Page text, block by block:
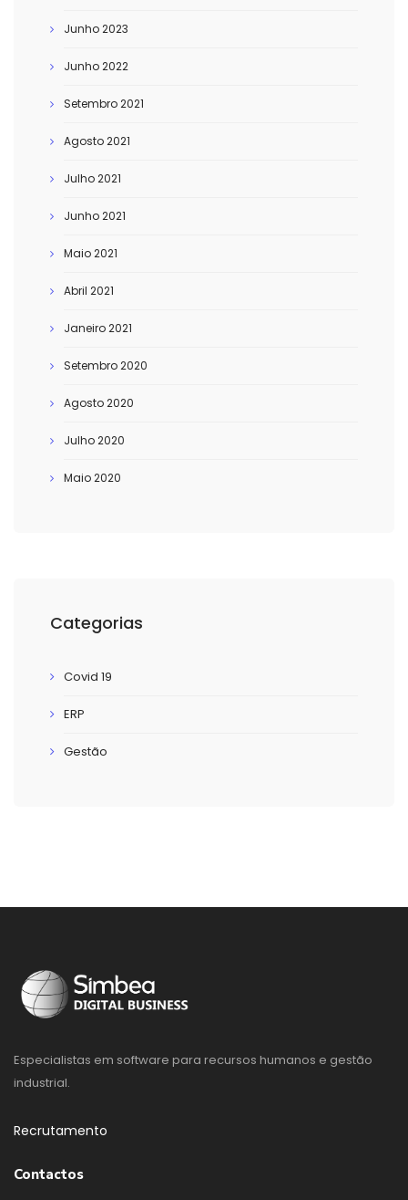
Junho 2023
Junho 2022
Setembro 2021
Agosto 2021
Julho 2021
Junho 2021
Maio 2021
Abril 2021
Janeiro 2021
Setembro 2020
Agosto 2020
Julho 2020
Maio 2020
Categorias
Covid 19
ERP
Gestão
Especialistas em software para recursos humanos e gestão
industrial.
Recrutamento
Contactos